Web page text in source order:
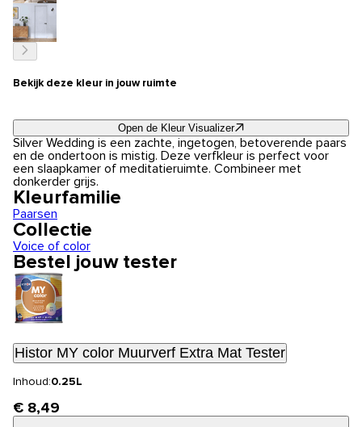
Bekijk deze kleur in jouw ruimte
Open de Kleur Visualizer
Silver Wedding is een zachte, ingetogen, betoverende paars
en de ondertoon is mistig. Deze verfkleur is perfect voor
een slaapkamer of meditatieruimte. Combineer met
donkerder grijs.
Kleurfamilie
Paarsen
Collectie
Voice of color
Bestel jouw tester
Histor MY color Muurverf Extra Mat Tester
Inhoud:0.25L
€ 8,49